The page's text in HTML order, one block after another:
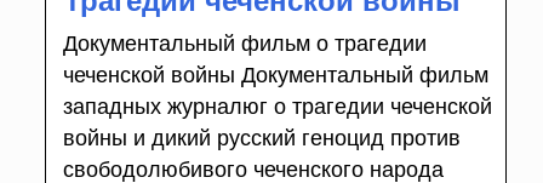
Документальный фильм о трагедии
чеченской войны Документальный фильм
западных журналюг о трагедии чеченской
войны и дикий русский геноцид против
свободолюбивого чеченского народа